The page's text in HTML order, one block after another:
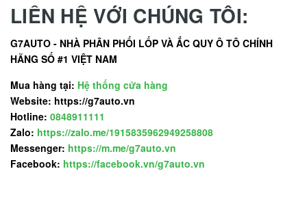
LIÊN HỆ VỚI CHÚNG TÔI:
G7AUTO - NHÀ PHÂN PHỐI LỐP VÀ ẮC QUY Ô TÔ CHÍNH
HÃNG SỐ #1 VIỆT NAM
Mua hàng tại: Hệ thống cửa hàng
Website: https://g7auto.vn
Hotline: 0848911111
Zalo: https://zalo.me/1915835962949258808
Messenger: https://m.me/g7auto.vn
Facebook: https://facebook.vn/g7auto.vn